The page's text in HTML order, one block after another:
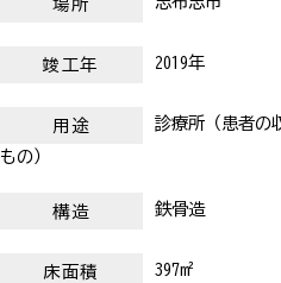
場所
竣工年 2019年
用途
診療所（患者の
もの）
構造 鉄骨造
床面積 397m²